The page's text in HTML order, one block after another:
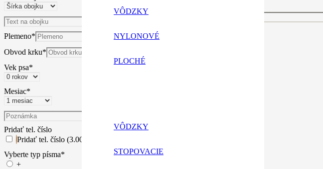
VÔDZKY
NYLONOVÉ
PLOCHÉ
VÔDZKY
STOPOVACIE
Plemeno*
Obvod krku*
Vek psa*
Mesiac*
Pridať tel. číslo
Pridať tel. číslo (3.00€)
Vyberte typ písma*
+